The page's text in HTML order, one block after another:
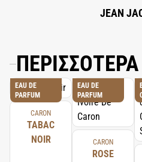
JEAN
EAU DE
PARFUM
CARON
TABAC
NOIR
EAU DE
PARFUM
CARON
ROSE